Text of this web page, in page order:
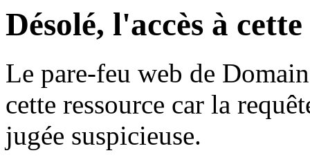
Désolé, l'accès à
Le pare-feu web de
cette ressource car la
jugée suspicieuse.